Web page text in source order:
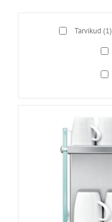
Tarvikud (1)